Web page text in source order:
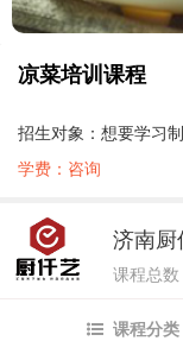
凉菜培训课程
招生对象：想要学习
学费：咨询
济南厨
课程总
课程分类